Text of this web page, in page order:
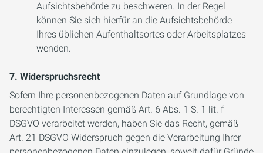
Aufsichtsbehörde zu beschweren. In der Regel
können Sie sich hierfür an die Aufsichtsbehörde
Ihres üblichen Aufenthaltsortes oder Arbeitsplatzes
wenden.
7. Widerspruchsrecht
Sofern Ihre personenbezogenen Daten auf Grundlage von
berechtigten Interessen gemäß Art. 6 Abs. 1 S. 1 lit. f
DSGVO verarbeitet werden, haben Sie das Recht, gemäß
Art. 21 DSGVO Widerspruch gegen die Verarbeitung Ihrer